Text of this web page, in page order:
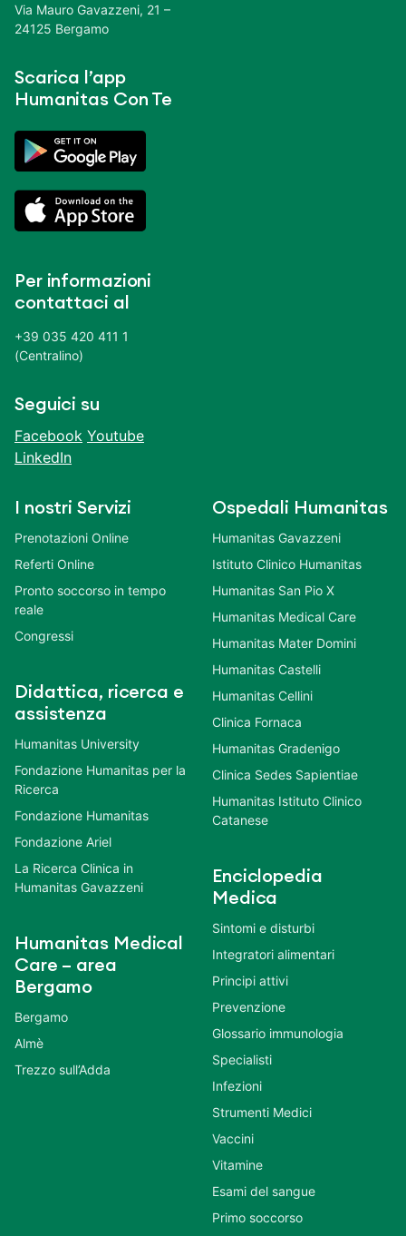
Via Mauro Gavazzeni, 21 –
24125 Bergamo
Scarica l’app
Humanitas Con Te
Per informazioni
contattaci al
+39 035 420 411 1
(Centralino)
Seguici su
Facebook Youtube
LinkedIn
I nostri Servizi
Prenotazioni Online
Referti Online
Pronto soccorso in tempo
reale
Congressi
Didattica, ricerca e
assistenza
Humanitas University
Fondazione Humanitas per la
Ricerca
Fondazione Humanitas
Fondazione Ariel
La Ricerca Clinica in
Humanitas Gavazzeni
Humanitas Medical
Care – area
Bergamo
Bergamo
Almè
Trezzo sull’Adda
Ospedali Humanitas
Humanitas Gavazzeni
Istituto Clinico Humanitas
Humanitas San Pio X
Humanitas Medical Care
Humanitas Mater Domini
Humanitas Castelli
Humanitas Cellini
Clinica Fornaca
Humanitas Gradenigo
Clinica Sedes Sapientiae
Humanitas Istituto Clinico
Catanese
Enciclopedia
Medica
Sintomi e disturbi
Integratori alimentari
Principi attivi
Prevenzione
Glossario immunologia
Specialisti
Infezioni
Strumenti Medici
Vaccini
Vitamine
Esami del sangue
Primo soccorso